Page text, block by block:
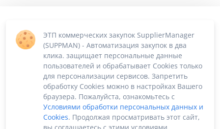
ЭТП коммерческих закупок SupplierManager
(SUPPMAN) - Автоматизация закупок в два
клика. защищает персональные данные
пользователей и обрабатывает Cookies только
для персонализации сервисов. Запретить
обработку Cookies можно в настройках Вашего
браузера. Пожалуйста, ознакомьтесь с
Условиями обработки персональных данных и
Cookies. Продолжая просматривать этот сайт,